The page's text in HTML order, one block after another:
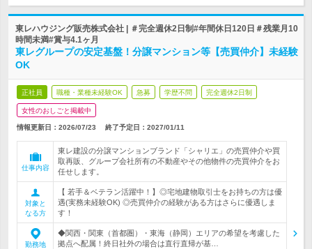
東レハウジング販売株式会社 | ＃完全週休2日制#年間休日120日＃残業月10
時間未満#賞与4.1ヶ月
東レグループの安定基盤！分譲マンション等【売買仲介】未経験
OK
正社員 職種・業種未経験OK 急募 学歴不問 完全週休2日制
女性のおしごと掲載中
情報更新日：2026/07/23 終了予定日： 2027/01/11
仕事内容
東レ建設の分譲マンションブランド「シャリエ」の売買仲介や買
取再販、グループ会社所有の不動産やその他物件の売買仲介をお
任せします。
対象と
なる方
【 若手＆ベテラン活躍中！】◎宅地建物取引士をお持ちの方は優
遇(実務未経験OK) ◎売買仲介の経験がある方はさらに優遇しま
す！
勤務地
◆関西・関東（首都圏）・東海（静岡）エリアの希望を考慮した
拠点へ配属！終日社外の場合は直行直帰が基…